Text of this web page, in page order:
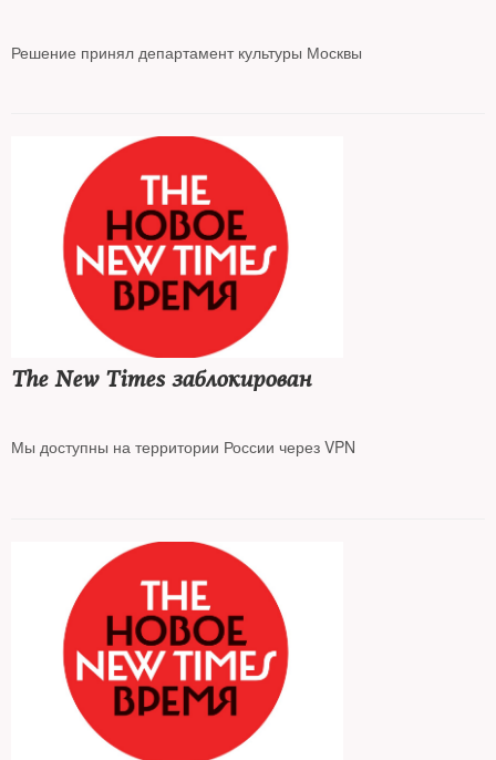
Решение принял департамент культуры Москвы
The New Times заблокирован
Мы доступны на территории России через VPN